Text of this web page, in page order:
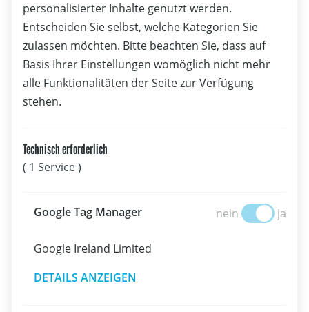
Farese/Zöchling und Prettner/Flachberger schaffen Sprung
in die Medal Races
personalisierter Inhalte genutzt werden.
Entscheiden Sie selbst, welche Kategorien Sie
zulassen möchten. Bitte beachten Sie, dass auf
Basis Ihrer Einstellungen womöglich nicht mehr
alle Funktionalitäten der Seite zur Verfügung
stehen.
Technisch erforderlich
( 1 Service )
Google Tag Manager nein
Google Tag ja
Google Ireland Limited
DETAILS ANZEIGEN